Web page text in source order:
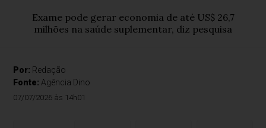
Exame pode gerar economia de até US$ 26,7
milhões na saúde suplementar, diz pesquisa
Por: Redação
Fonte: Agência Dino
07/07/2026 às 14h01